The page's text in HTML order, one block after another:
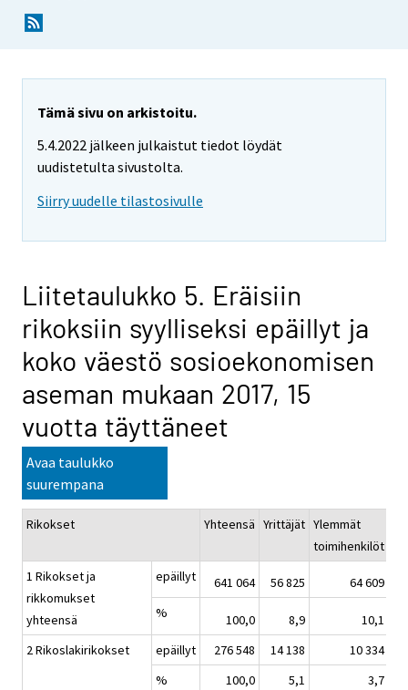
Tämä sivu on arkistoitu.
5.4.2022 jälkeen julkaistut tiedot löydät
uudistetulta sivustolta.
Siirry uudelle tilastosivulle
Liitetaulukko 5. Eräisiin
rikoksiin syylliseksi epäillyt ja
koko väestö sosioekonomisen
aseman mukaan 2017, 15
vuotta täyttäneet
Avaa taulukko
suurempana
Rikokset Yhteensä Yrittäjät Ylemmät
toimihenkilöt
1 Rikokset ja
rikkomukset
yhteensä
epäillyt 641 064 56 825
64 609
%
100,0 8,9
10,1
2 Rikoslakirikokset
epäillyt 276 548 14 138
10 334
%
100,0 5,1
3,7